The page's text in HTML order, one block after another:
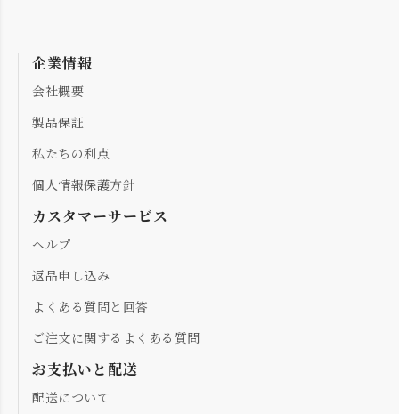
企業情報
会社概要
製品保証
私たちの利点
個人情報保護方針
カスタマーサービス
ヘルプ
返品申し込み
よくある質問と回答
ご注文に関するよくある質問
お支払いと配送
配送について